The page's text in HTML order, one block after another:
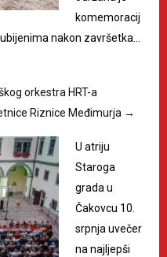
komemoracij
nakon završetka…
orkestra HRT-a
Riznice Međimurja →
U atriju
Staroga
grada u
Čakovcu 10.
srpnja uvečer
na najljepši